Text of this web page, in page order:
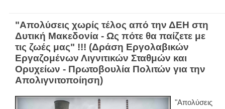
"Απολύσεις χωρίς τέλος από την ΔΕΗ στη
Δυτική Μακεδονία - Ως πότε θα παίζετε με
τις ζωές μας" !!! (Δράση Εργολαβικών
Εργαζομένων Λιγνιτικών Σταθμών και
Ορυχείων - Πρωτοβουλία Πολιτών για την
Απολιγνιτοποίηση)
"Απολύσεις